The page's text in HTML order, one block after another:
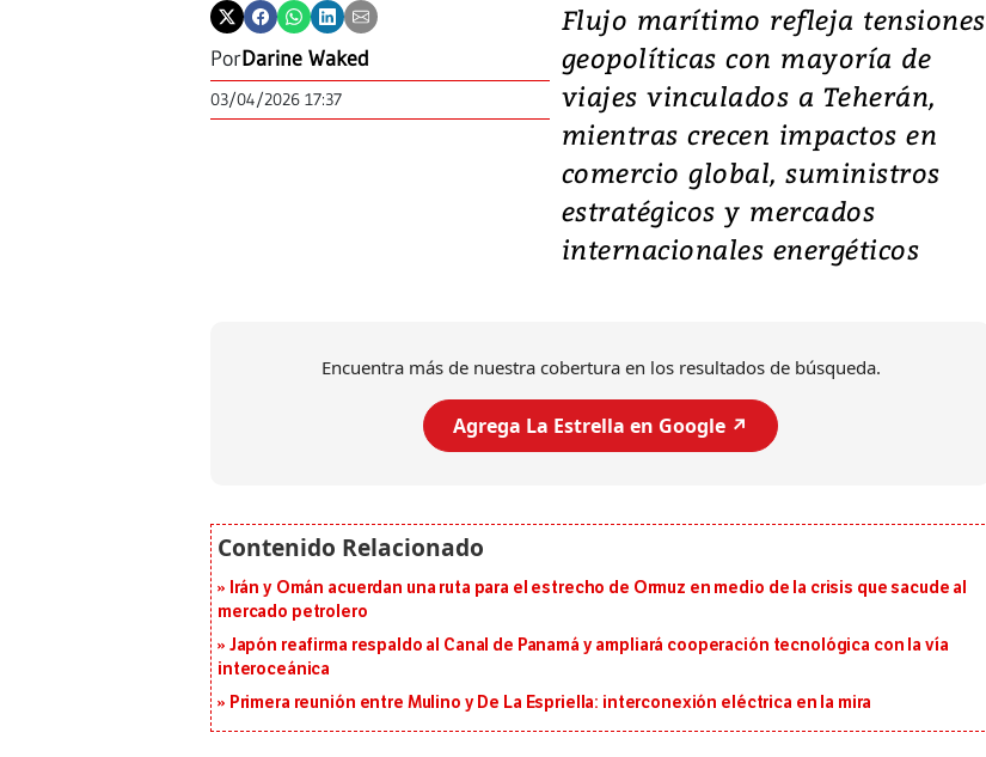
PorDarine Waked
03/04/2026 17:37
Flujo marítimo refleja tensiones
geopolíticas con mayoría de
viajes vinculados a Teherán,
mientras crecen impactos en
comercio global, suministros
estratégicos y mercados
internacionales energéticos
Encuentra más de nuestra cobertura en los resultados de búsqueda.
Agrega La Estrella en Google ↗️
Irán y Omán acuerdan una ruta para el estrecho de Ormuz en medio de la crisis que sacude al
mercado petrolero
Japón reafirma respaldo al Canal de Panamá y ampliará cooperación tecnológica con la vía
interoceánica
Primera reunión entre Mulino y De La Espriella: interconexión eléctrica en la mira